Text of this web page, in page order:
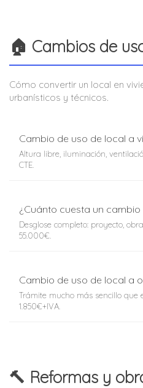
🏠 Cambios de
Cómo convertir un local en
urbanísticos y técnicos.
Cambio de uso de local a
Altura libre, iluminación,
CTE.
¿Cuánto cuesta un
Desglose completo: proyecto,
55.000€.
Cambio de uso de local a
Trámite mucho más sencillo que
1.850€+IVA.
🔨 Reformas y